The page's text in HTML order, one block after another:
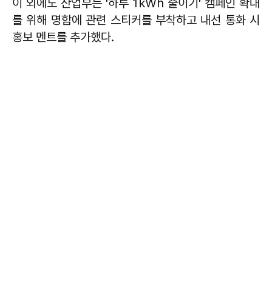
이 외에도 산업부는 '하루 1㎾h 줄이기' 캠페인 확대
를 위해 명함에 관련 스티커를 부착하고 내선 통화 시
홍보 멘트를 추가했다.